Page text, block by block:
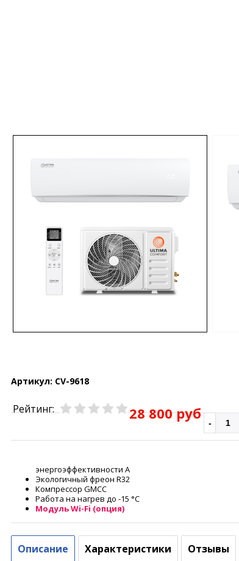
Артикул: CV-9618
Рейтинг: 28 800 руб
энергоэффективности А
Экологичный фреон R32
Компрессор GMCC
Работа на нагрев до -15 °С
Модуль Wi-Fi (опция)
Описание Характеристики Отзывы